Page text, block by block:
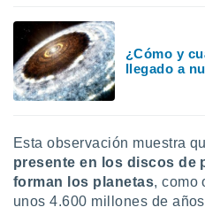
¿Cómo y
llegado a
Esta observación muestra
presente en los discos de
forman los planetas, como
unos 4.600 millones de